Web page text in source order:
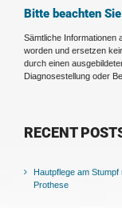
Bitte beachten
Sämtliche Informationen
worden und ersetzen
durch einen
Diagnosestellung oder
RECENT
Hautpflege am
Prothese